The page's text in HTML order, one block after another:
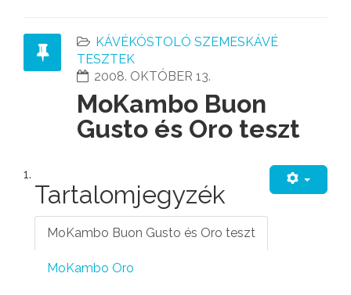
KÁVÉKÓSTOLÓ SZEMESKÁVÉ
TESZTEK
2008. OKTÓBER 13.
MoKambo Buon
Gusto és Oro teszt
Tartalomjegyzék
MoKambo Buon Gusto és Oro teszt
MoKambo Oro
1.